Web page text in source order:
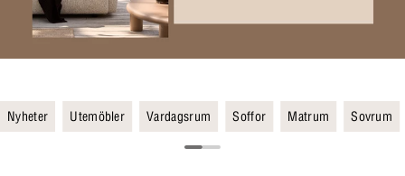
Nyheter Utemöbler Vardagsrum Soffor Matrum Sovrum